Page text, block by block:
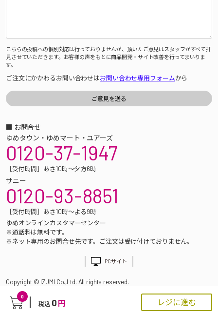
0
税込 0 円 レジに進む
こちらの投稿への個別対応は行っておりませんが、頂いたご意見はスタッフがすべて拝
見させていただきます。お客様の声をもとに商品開発・サイト改善を行ってまいりま
す。
ご注文にかかわるお問い合わせはお問い合わせ専用フォームから
■ お問合せ
ゆめタウン・ゆめマート・ユアーズ
0120-37-1947
［受付時間］あさ10時～夕方6時
サニー
0120-93-8851
［受付時間］あさ10時～よる9時
ゆめオンラインカスタマーセンター
※通話料は無料です。
※ネット専用のお問合せ先です。ご注文は受け付けておりません。
PCサイト
Copyright © IZUMI Co.,Ltd. All rights reserved.